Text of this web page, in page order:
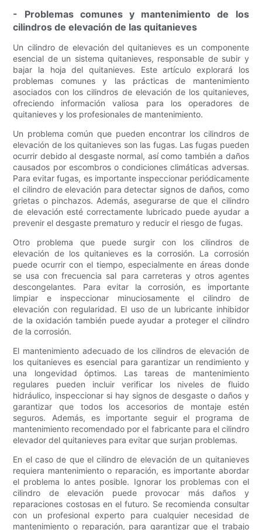
- Problemas comunes y mantenimiento de los
cilindros de elevación de las quitanieves
Un cilindro de elevación del quitanieves es un componente
esencial de un sistema quitanieves, responsable de subir y
bajar la hoja del quitanieves. Este artículo explorará los
problemas comunes y las prácticas de mantenimiento
asociados con los cilindros de elevación de los quitanieves,
ofreciendo información valiosa para los operadores de
quitanieves y los profesionales de mantenimiento.
Un problema común que pueden encontrar los cilindros de
elevación de los quitanieves son las fugas. Las fugas pueden
ocurrir debido al desgaste normal, así como también a daños
causados ​​por escombros o condiciones climáticas adversas.
Para evitar fugas, es importante inspeccionar periódicamente
el cilindro de elevación para detectar signos de daños, como
grietas o pinchazos. Además, asegurarse de que el cilindro
de elevación esté correctamente lubricado puede ayudar a
prevenir el desgaste prematuro y reducir el riesgo de fugas.
Otro problema que puede surgir con los cilindros de
elevación de los quitanieves es la corrosión. La corrosión
puede ocurrir con el tiempo, especialmente en áreas donde
se usa con frecuencia sal para carreteras y otros agentes
descongelantes. Para evitar la corrosión, es importante
limpiar e inspeccionar minuciosamente el cilindro de
elevación con regularidad. El uso de un lubricante inhibidor
de la oxidación también puede ayudar a proteger el cilindro
de la corrosión.
El mantenimiento adecuado de los cilindros de elevación de
los quitanieves es esencial para garantizar un rendimiento y
una longevidad óptimos. Las tareas de mantenimiento
regulares pueden incluir verificar los niveles de fluido
hidráulico, inspeccionar si hay signos de desgaste o daños y
garantizar que todos los accesorios de montaje estén
seguros. Además, es importante seguir el programa de
mantenimiento recomendado por el fabricante para el cilindro
elevador del quitanieves para evitar que surjan problemas.
En el caso de que el cilindro de elevación de un quitanieves
requiera mantenimiento o reparación, es importante abordar
el problema lo antes posible. Ignorar los problemas con el
cilindro de elevación puede provocar más daños y
reparaciones costosas en el futuro. Se recomienda consultar
con un profesional experto para cualquier necesidad de
mantenimiento o reparación, para garantizar que el trabajo